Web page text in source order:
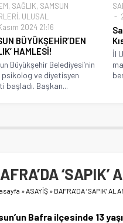
, SAĞLIK, SAMSUN
, ULUSAL
2024 21:16
BÜYÜKŞEHİR’DEN
HAMLESİ!
Büyükşehir Belediyesi’nin
psikolog ve diyetisyen
başladı. Başkan...
İl
‘SAPIK’
» ASAYİŞ » BAFRA’DA ‘SAPIK’
Bafra ilçesinde 13